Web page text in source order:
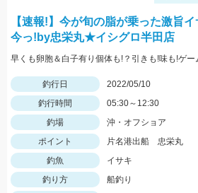
【速報!】今が旬の脂が乗った激旨
今っ!by忠栄丸★イシグロ半田店
釣行日
2022/05/10
釣行時間
05:30～12:30
釣場
沖・オフショア
ポイント
片名港出船 忠栄丸
釣魚
イサキ
釣り方
船釣り